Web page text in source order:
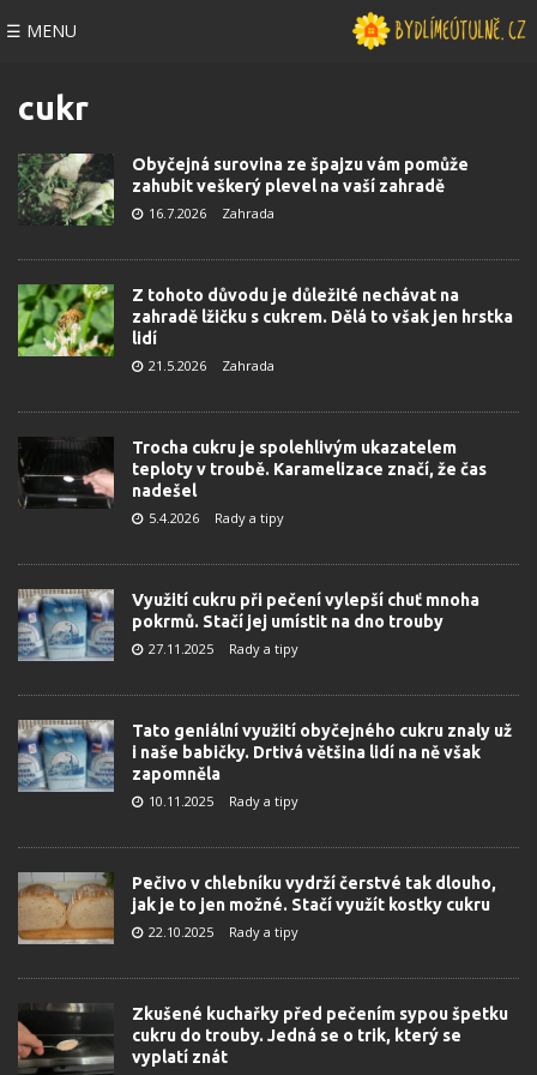
☰ MENU
cukr
Obyčejná surovina ze špajzu vám pomůže
zahubit veškerý plevel na vaší zahradě
16.7.2026 Zahrada
Z tohoto důvodu je důležité nechávat na
zahradě lžičku s cukrem. Dělá to však jen hrstka
lidí
21.5.2026 Zahrada
Trocha cukru je spolehlivým ukazatelem
teploty v troubě. Karamelizace značí, že čas
nadešel
5.4.2026 Rady a tipy
Využití cukru při pečení vylepší chuť mnoha
pokrmů. Stačí jej umístit na dno trouby
27.11.2025 Rady a tipy
Tato geniální využití obyčejného cukru znaly už
i naše babičky. Drtivá většina lidí na ně však
zapomněla
10.11.2025 Rady a tipy
Pečivo v chlebníku vydrží čerstvé tak dlouho,
jak je to jen možné. Stačí využít kostky cukru
22.10.2025 Rady a tipy
Zkušené kuchařky před pečením sypou špetku
cukru do trouby. Jedná se o trik, který se
vyplatí znát